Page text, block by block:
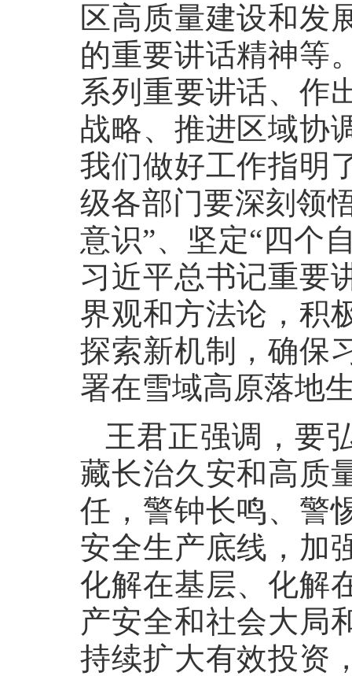
区高质量建设和发
的重要讲话精神等
系列重要讲话、作
战略、推进区域协
我们做好工作指明
级各部门要深刻领
意识”、坚定“四个
习近平总书记重要
界观和方法论，积
探索新机制，确保
署在雪域高原落地
王君正强调，要
藏长治久安和高质
任，警钟长鸣、警
安全生产底线，加
化解在基层、化解
产安全和社会大局
持续扩大有效投资